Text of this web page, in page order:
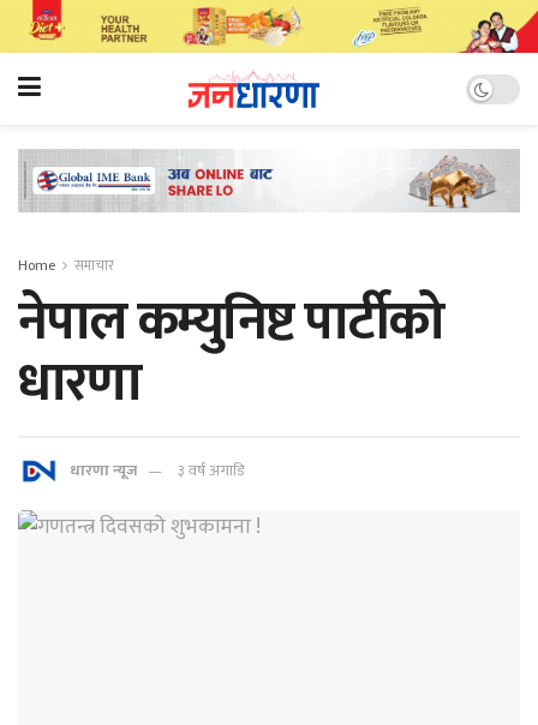
Home समाचार
नेपाल कम्युनिष्ट पार्टीको
धारणा
धारणा न्यूज ३ वर्ष अगाडि